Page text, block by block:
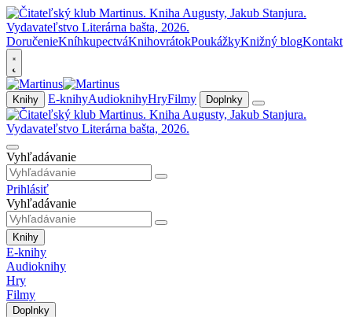
DoručenieKníhkupectváKnihovrátokPoukážkyKnižný blogKontakt
Knihy E-knihyAudioknihyHryFilmy Doplnky
Vyhľadávanie
Prihlásiť
Vyhľadávanie
Knihy
E-knihy
Audioknihy
Hry
Filmy
Doplnky